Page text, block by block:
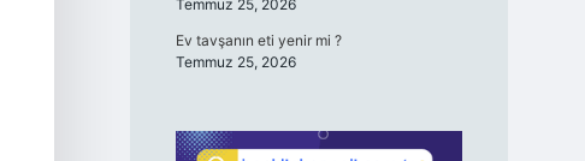
Temmuz 25, 2026
Ev tavşanın eti yenir mi ?
Temmuz 25, 2026